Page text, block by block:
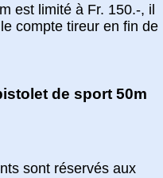
est limité à Fr. 150.-, il
compte tireur en fin de
de sport 50m
sont réservés aux